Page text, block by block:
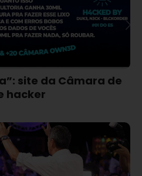
site da Câmara de
hacker